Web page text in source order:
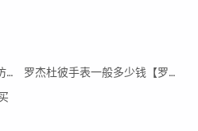
高仿鞋批发货源在哪里_有高仿鞋的货源 罗杰杜彼手表一般多少钱【罗杰杜彼男士手表高仿】